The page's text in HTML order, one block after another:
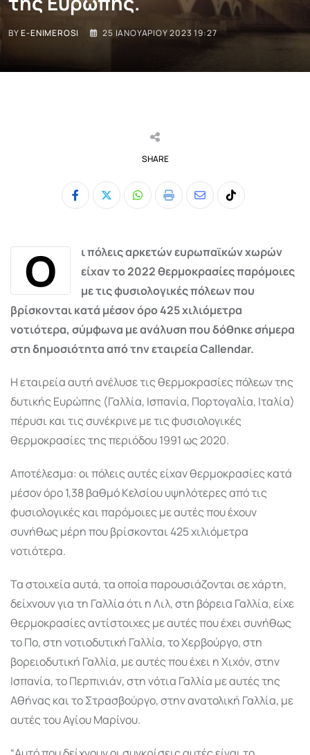
BYE-ENIMEROSI 25 ΙΑΝΟΥΑΡΊΟΥ 2023 19:27
SHARE
Whatsapp
Print
ShareTiktok
Ο
ι πόλεις αρκετών ευρωπαϊκών χωρών
είχαν το 2022 θερμοκρασίες παρόμοιες
με τις φυσιολογικές πόλεων που
βρίσκονται κατά μέσον όρο 425 χιλιόμετρα
νοτιότερα, σύμφωνα με ανάλυση που δόθηκε σήμερα
στη δημοσιότητα από την εταιρεία Callendar.
Η εταιρεία αυτή ανέλυσε τις θερμοκρασίες πόλεων της
δυτικής Ευρώπης (Γαλλία, Ισπανία, Πορτογαλία, Ιταλία)
πέρυσι και τις συνέκρινε με τις φυσιολογικές
θερμοκρασίες της περιόδου 1991 ως 2020.
Αποτέλεσμα: οι πόλεις αυτές είχαν θερμοκρασίες κατά
μέσον όρο 1,38 βαθμό Κελσίου υψηλότερες από τις
φυσιολογικές και παρόμοιες με αυτές που έχουν
συνήθως μέρη που βρίσκονται 425 χιλιόμετρα
νοτιότερα.
Τα στοιχεία αυτά, τα οποία παρουσιάζονται σε χάρτη,
δείχνουν για τη Γαλλία ότι η Λιλ, στη βόρεια Γαλλία, είχε
θερμοκρασίες αντίστοιχες με αυτές που έχει συνήθως
το Πο, στη νοτιοδυτική Γαλλία, το Χερβούργο, στη
βορειοδυτική Γαλλία, με αυτές που έχει η Χιχόν, στην
Ισπανία, το Περπινιάν, στη νότια Γαλλία με αυτές της
Αθήνας και το Στρασβούργο, στην ανατολική Γαλλία, με
αυτές του Αγίου Μαρίνου.